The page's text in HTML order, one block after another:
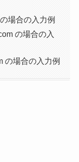
場合の入力例
の場合の入
の場合の入力例